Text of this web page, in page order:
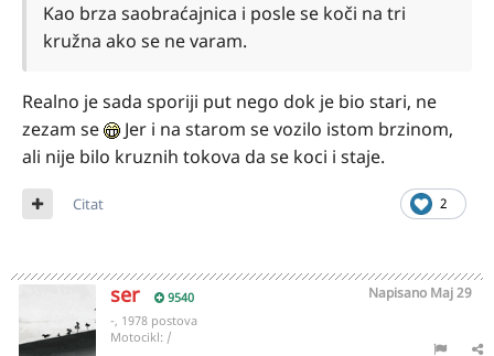
Kao brza saobraćajnica i posle se koči na tri
kružna ako se ne varam.
Realno je sada sporiji put nego dok je bio stari, ne
zezam se
Jer i na starom se vozilo istom brzinom,
ali nije bilo kruznih tokova da se koci i staje.
2
Citat
ser 9540 Napisano Maj 29
-, 1978 postova
Motocikl: /